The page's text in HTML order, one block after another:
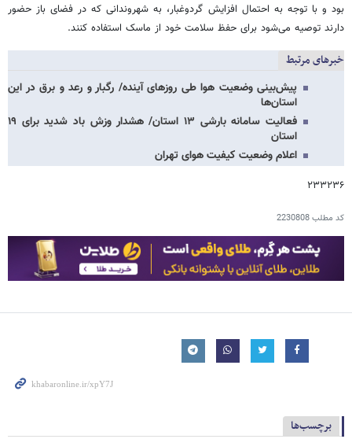
بود و با توجه به احتمال افزایش گردوغبار، به شهروندانی که در فضای باز حضور
دارند توصیه می‌شود برای حفظ سلامت خود از ماسک استفاده کنند.
خبرهای مرتبط
پیش‌بینی وضعیت هوا طی روزهای آینده/ رگبار و رعد و برق در این
استان‌ها
فعالیت سامانه بارشی ۱۳ استان/ هشدار وزش باد شدید برای ۱۹
استان
اعلام وضعیت کیفیت هوای تهران
۲۳۳۲۳۶
کد مطلب2230808
برچسب‌ها